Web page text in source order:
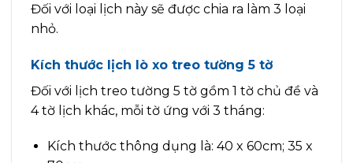
Đối với loại lịch này sẽ được chia ra làm 3 loại
nhỏ.
Kích thước lịch lò xo treo tường 5 tờ
Đối với lịch treo tường 5 tờ gồm 1 tờ chủ đề và
4 tờ lịch khác, mỗi tờ ứng với 3 tháng:
Kích thước thông dụng là: 40 x 60cm; 35 x